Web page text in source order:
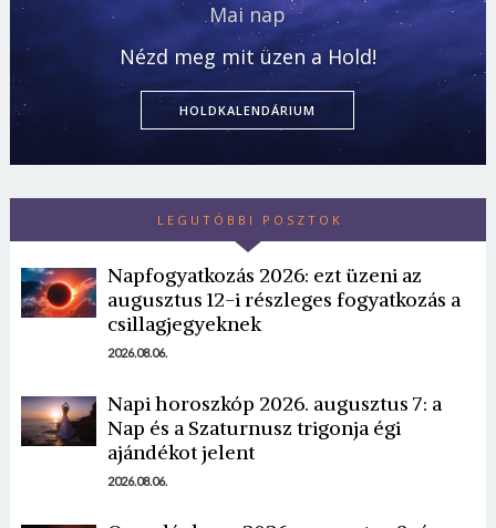
Mai nap
Nézd meg mit üzen a Hold!
HOLDKALENDÁRIUM
LEGUTÓBBI POSZTOK
Napfogyatkozás 2026: ezt üzeni az
augusztus 12-i részleges fogyatkozás a
csillagjegyeknek
2026.08.06.
Napi horoszkóp 2026. augusztus 7: a
Nap és a Szaturnusz trigonja égi
ajándékot jelent
2026.08.06.